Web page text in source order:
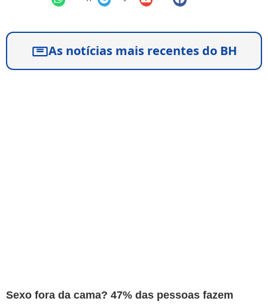
As notícias mais recentes do BH
Sexo fora da cama? 47% das pessoas fazem